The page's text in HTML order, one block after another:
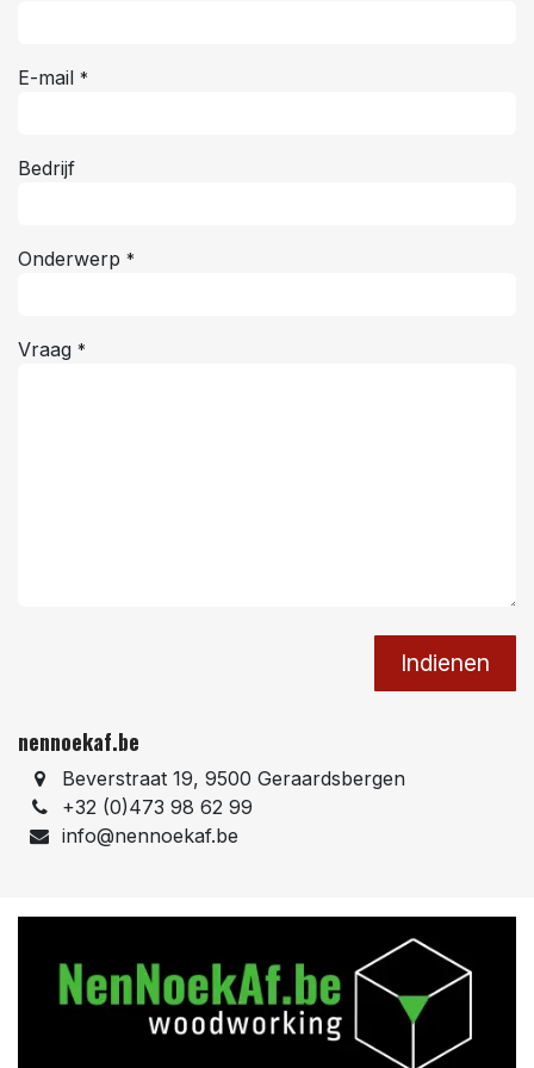
E-mail *
Bedrijf
Onderwerp *
Vraag *
Indienen
nennoekaf.be
Beverstraat 19, 9500 Geraardsbergen
+32 (0)473 98 62 99
info@nennoekaf.be